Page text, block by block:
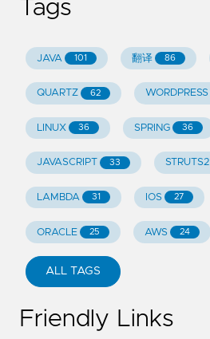
Tags
JAVA 101 翻译 86
QUARTZ 62 WORDPRESS
LINUX 36 SPRING 36
JAVASCRIPT 33 STRUTS2
LAMBDA 31 IOS 27
ORACLE 25 AWS 24
ALL TAGS
Friendly Links